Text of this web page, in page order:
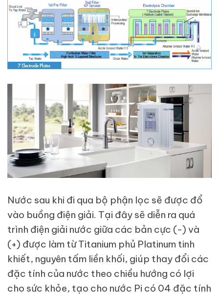
Nước sau khi đi qua bộ phận lọc sẽ được đổ
vào buồng điện giải. Tại đây sẽ diễn ra quá
trình điện giải nước giữa các bản cực (-) và
(+) được làm từ Titanium phủ Platinum tinh
khiết, nguyên tấm liền khối, giúp thay đổi các
đặc tính của nước theo chiều hướng có lợi
cho sức khỏe, tạo cho nước Pi có 04 đặc tính